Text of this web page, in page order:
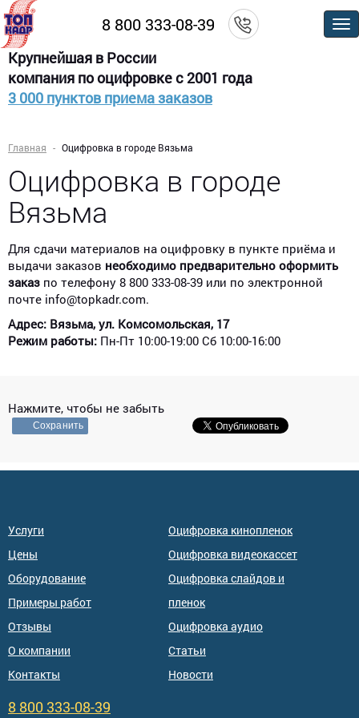
8 800 333-08-39
Крупнейшая в России
компания по оцифровке с 2001 года
3 000 пунктов приема заказов
Главная Оцифровка в городе Вязьма
Оцифровка в городе
Вязьма
Для сдачи материалов на оцифровку в пункте приёма и
выдачи заказов необходимо предварительно оформить
заказ по телефону 8 800 333-08-39 или по электронной
почте info@topkadr.com.
Адрес: Вязьма, ул. Комсомольская, 17
Режим работы: Пн-Пт 10:00-19:00 Сб 10:00-16:00
Нажмите, чтобы не забыть
Сохранить
Услуги
Цены
Оборудование
Примеры работ
Отзывы
О компании
Контакты
Оцифровка кинопленок
Оцифровка видеокассет
Оцифровка слайдов и
пленок
Оцифровка аудио
Статьи
Новости
8 800 333-08-39